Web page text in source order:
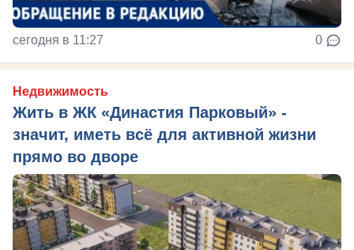
сегодня в 11:27 0
Недвижимость
Жить в ЖК «Династия Парковый» -
значит, иметь всё для активной жизни
прямо во дворе